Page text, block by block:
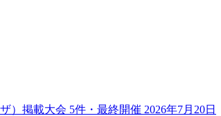
） 掲載大会 5件 ・最終開催 2026年7月20日